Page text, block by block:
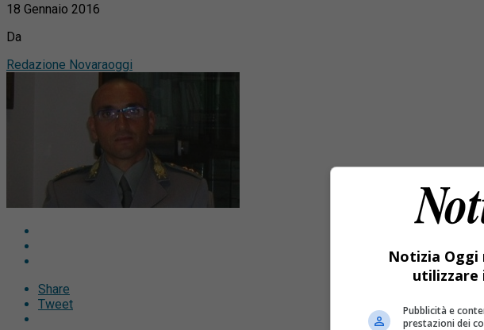
18 Gennaio 2016
Da
Redazione Novaraoggi
Share
Tweet
Notizia Oggi
utilizzare
Pubblicità e
prestazioni dei